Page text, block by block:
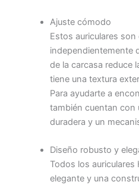
Ajuste cómodo
Estos auriculares
independientemente
de la carcasa reduce
tiene una textura
Para ayudarte a
también cuentan con
duradera y un
Diseño robusto y
Todos los
elegante y una